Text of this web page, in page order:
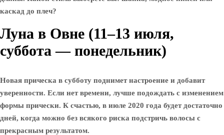
каскад до плеч?
Луна в Овне (11–13 июля,
суббота — понедельник)
Новая прическа в субботу поднимет настроение и добавит
уверенности. Если нет времени, лучше подождать с изменением
формы прически. К счастью, в июле 2020 года будет достаточно
дней, когда можно без всякого риска подстричь волосы с
прекрасным результатом.